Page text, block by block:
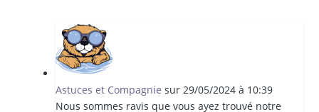
Astuces et Compagnie sur 29/05/2024 à 10:39
Nous sommes ravis que vous ayez trouvé notre